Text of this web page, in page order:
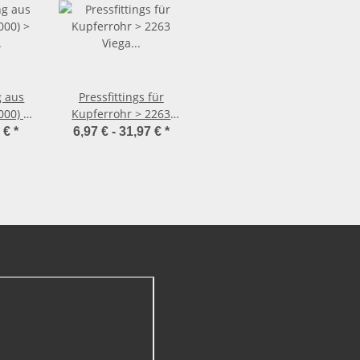
aus
>
mit
€*
Pressfittings für
Kupferrohr > 2263
Viega Sanpress
6,97 € - 31,97 € *